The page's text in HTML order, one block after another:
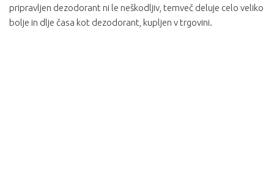
pripravljen dezodorant ni le neškodljiv, temveč deluje celo veliko
bolje in dlje časa kot dezodorant, kupljen v trgovini.